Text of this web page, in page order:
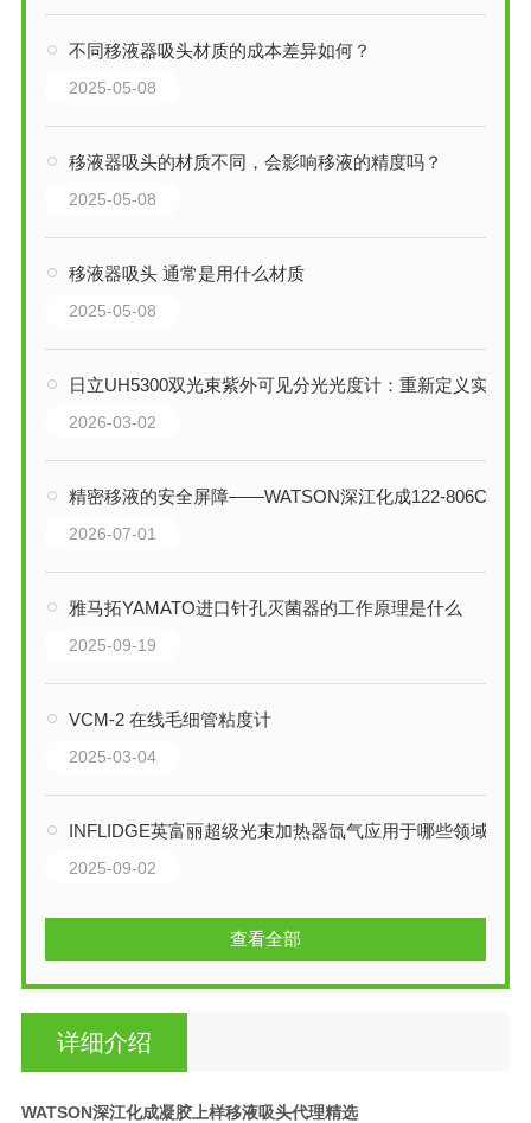
不同移液器吸头材质的成本差异如何？
2025-05-08
移液器吸头的材质不同，会影响移液的精度吗？
2025-05-08
移液器吸头 通常是用什么材质
2025-05-08
日立UH5300双光束紫外可见分光光度计：重新定义实验室的智能与效率
2026-03-02
精密移液的安全屏障——WATSON深江化成122-806C/CS可灭菌移液长吸头
2026-07-01
雅马拓YAMATO进口针孔灭菌器的工作原理是什么
2025-09-19
VCM-2 在线毛细管粘度计
2025-03-04
INFLIDGE英富丽超级光束加热器氙气应用于哪些领域
2025-09-02
查看全部
详细介绍
WATSON深江化成凝胶上样移液吸头代理精选